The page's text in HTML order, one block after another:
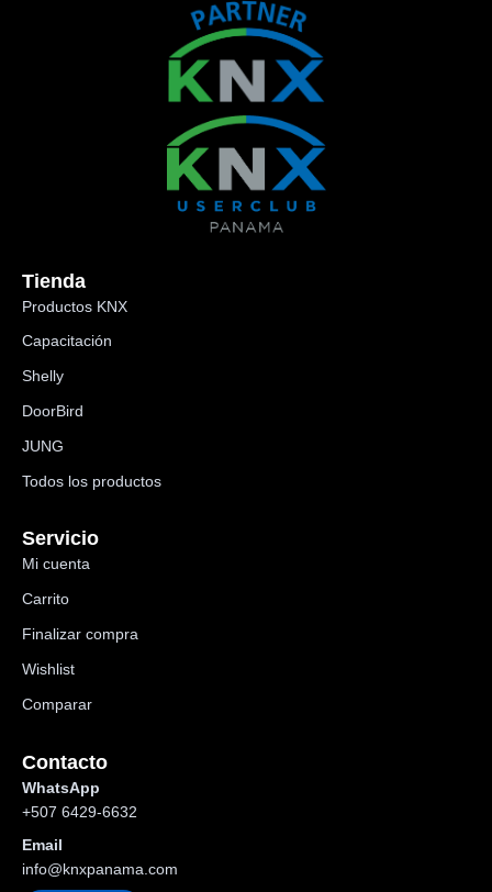
Tienda
Productos KNX
Capacitación
Shelly
DoorBird
JUNG
Todos los productos
Servicio
Mi cuenta
Carrito
Finalizar compra
Wishlist
Comparar
Contacto
WhatsApp
+507 6429-6632
Email
info@knxpanama.com